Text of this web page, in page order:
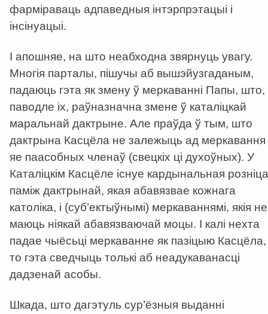
фарміраваць адпаведныя інтэрпрэтацыі і
інсінуацыі.
І апошняе, на што неабходна звярнуць увагу.
Многія парталы, пішучы аб вышэйузгаданым,
падаюць гэта як змену ў меркаванні Папы, што,
паводле іх, раўназначна змене ў каталіцкай
маральнай дактрыне. Але праўда ў тым, што
дактрына Касцёла не залежыць ад меркавання
яе паасобных членаў (свецкіх ці духоўных). У
Каталіцкім Касцёле існуе кардынальная розніца
паміж дактрынай, якая абавязвае кожнага
католіка, і (суб’ектыўнымі) меркаваннямі, якія не
маюць ніякай абавязваючай моцы. І калі нехта
падае чыёсьці меркаванне як пазіцыю Касцёла,
то гэта сведчыць толькі аб неадукаванасці
дадзенай асобы.
Шкада, што дагэтуль сур’ёзныя выданні